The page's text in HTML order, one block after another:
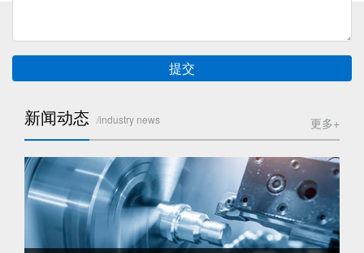
新闻动态 /industry news 更多+